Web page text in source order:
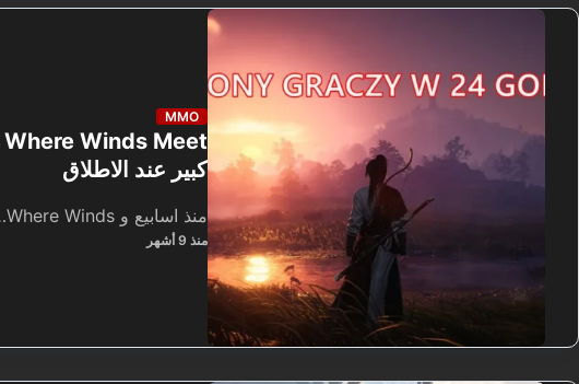
MMO
كبير عند الاطلاق
منذ اسابيع و Where Winds…
منذ 9 أشهر